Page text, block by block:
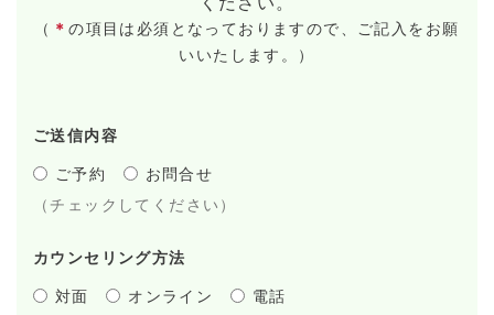
（ ＊の項目は必須となっておりますので、ご記入をお願
いいたします。）
ご送信内容
ご予約
お問合せ
（チェックしてください）
カウンセリング方法
対面 オンライン
電話